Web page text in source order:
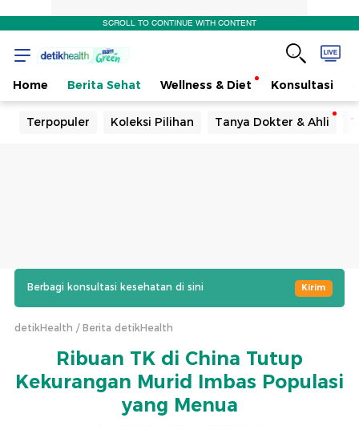
SCROLL TO CONTINUE WITH CONTENT
Home Berita Sehat Wellness & Diet Konsultasi
Terpopuler Koleksi Pilihan Tanya Dokter & Ahli
Berbagi konsultasi kesehatan di sini Kirim
detikHealth Berita detikHealth
Ribuan TK di China Tutup
Kekurangan Murid Imbas Populasi
yang Menua